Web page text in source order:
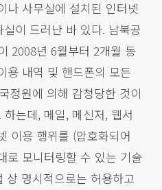
나 사무실에 설치된 인터넷
이 드러난 바 있다. 남북공
2008년 6월부터 2개월 동
용 내역 및 핸드폰의 모든
정원에 의해 감청당한 것이
하는데, 메일, 메신저, 웹서
이용 행위를 (암호화되어
로 모니터링할 수 있는 기술
상 명시적으로는 허용하고